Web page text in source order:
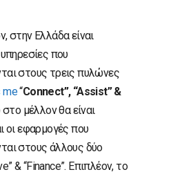
στην Ελλάδα είναι
που
στους τρεις πυλώνες
me“Connect”, “Assist” &
μέλλον θα είναι
οι εφαρμογές που
στους άλλους δύο
& “Finance”. Επιπλέον, το